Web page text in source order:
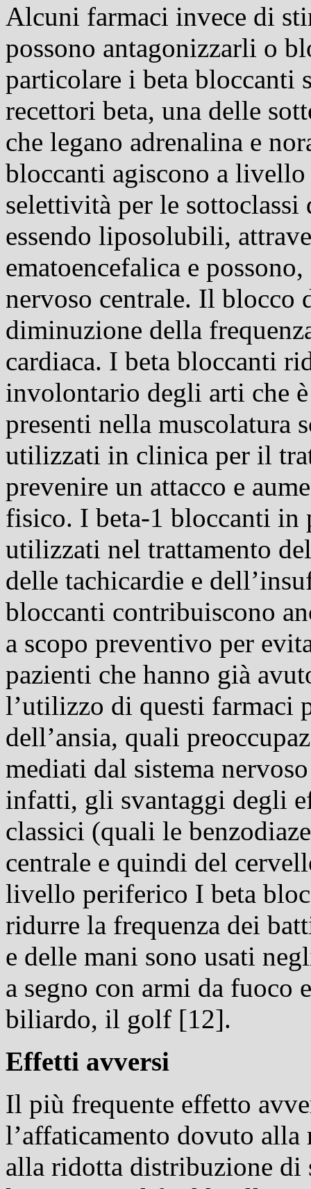
Alcuni farmaci invece di
possono antagonizzarli o
particolare i beta bloccanti
recettori beta, una delle
che legano adrenalina e
bloccanti agiscono a livello
selettività per le sottoclassi
essendo liposolubili,
ematoencefalica e
nervoso centrale. Il blocco
diminuzione della
cardiaca. I beta bloccanti
involontario degli arti che
presenti nella muscolatura
utilizzati in clinica per il
prevenire un attacco e
fisico. I beta-1 bloccanti
utilizzati nel trattamento
delle tachicardie e
bloccanti contribuiscono
a scopo preventivo per
pazienti che hanno già
l’utilizzo di questi farmaci
dell’ansia, quali
mediati dal sistema
infatti, gli svantaggi degli
classici (quali le
centrale e quindi del
livello periferico I beta
ridurre la frequenza dei
e delle mani sono usati
a segno con armi da fuoco
biliardo, il golf [12].
Effetti avversi
Il più frequente effetto
l’affaticamento dovuto
alla ridotta distribuzione di